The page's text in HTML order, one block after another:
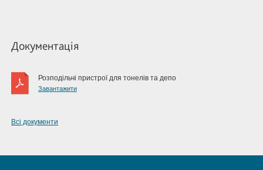
Документація
Розподільчі пристрої для тонелів та депо
Завантажити
Всі документи